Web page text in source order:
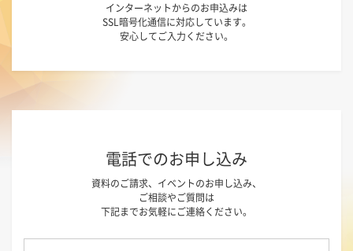
インターネットからのお申込みは
SSL暗号化通信に対応しています。
安心してご入力ください。
電話でのお申し込み
資料のご請求、イベントのお申し込み、
ご相談やご質問は
下記までお気軽にご連絡ください。